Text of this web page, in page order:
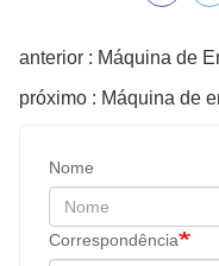
Nome
Correspondência